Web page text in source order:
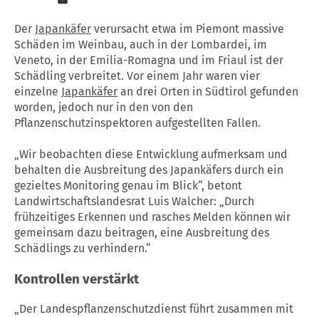
Der Japankäfer verursacht etwa im Piemont massive
Schäden im Weinbau, auch in der Lombardei, im
Veneto, in der Emilia-Romagna und im Friaul ist der
Schädling verbreitet. Vor einem Jahr waren vier
einzelne Japankäfer an drei Orten in Südtirol gefunden
worden, jedoch nur in den von den
Pflanzenschutzinspektoren aufgestellten Fallen.
„Wir beobachten diese Entwicklung aufmerksam und
behalten die Ausbreitung des Japankäfers durch ein
gezieltes Monitoring genau im Blick“, betont
Landwirtschaftslandesrat Luis Walcher: „Durch
frühzeitiges Erkennen und rasches Melden können wir
gemeinsam dazu beitragen, eine Ausbreitung des
Schädlings zu verhindern.“
Kontrollen verstärkt
„Der Landespflanzenschutzdienst führt zusammen mit